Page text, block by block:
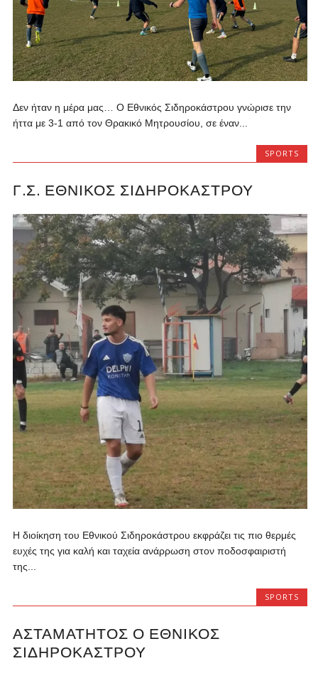
Δεν ήταν η μέρα μας… Ο Εθνικός Σιδηροκάστρου γνώρισε την
ήττα με 3-1 από τον Θρακικό Μητρουσίου, σε έναν...
SPORTS
Γ.Σ. ΕΘΝΙΚΌΣ ΣΙΔΗΡΟΚΆΣΤΡΟΥ
Η διοίκηση του Εθνικού Σιδηροκάστρου εκφράζει τις πιο θερμές
ευχές της για καλή και ταχεία ανάρρωση στον ποδοσφαιριστή
της...
SPORTS
ΑΣΤΑΜΆΤΗΤΟΣ Ο ΕΘΝΙΚΌΣ
ΣΙΔΗΡΟΚΆΣΤΡΟΥ